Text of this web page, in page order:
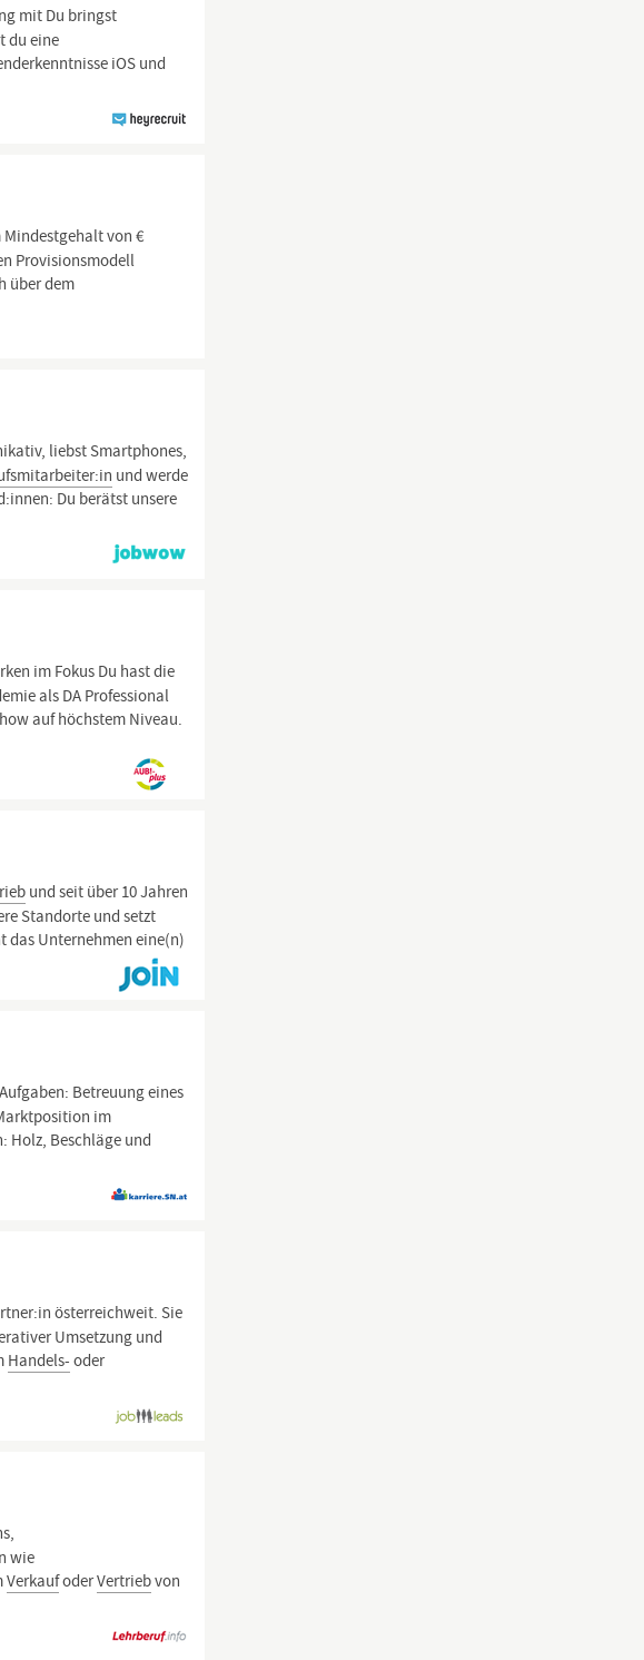
mit Du bringst
du eine
iOS und
von €
Provisionsmodell
über dem
liebst Smartphones,
und werde
Du berätst unsere
im Fokus Du hast die
als DA Professional
auf höchstem Niveau.
und seit über 10 Jahren
Standorte und setzt
das Unternehmen eine(n)
Betreuung eines
im
Holz, Beschläge und
österreichweit. Sie
Umsetzung und
Handels- oder
wie
VerkaufoderVertriebvon